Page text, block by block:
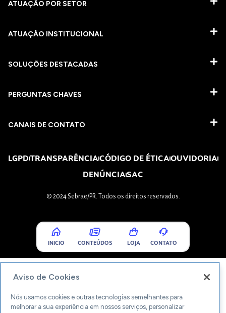
ATUAÇÃO POR SETOR
ATUAÇÃO INSTITUCIONAL
SOLUÇÕES DESTACADAS
PERGUNTAS CHAVES​
CANAIS DE CONTATO
LGPDTRANSPARÊNCIACÓDIGO DE ÉTICAOUVIDORIA
DENÚNCIASAC
© 2024 Sebrae/PR. Todos os direitos reservados.
INICIO CONTEÚDOS LOJA CONTATO
Aviso de Cookies
Nós usamos cookies e outras tecnologias semelhantes para
melhorar a sua experiência em nossos serviços, personalizar